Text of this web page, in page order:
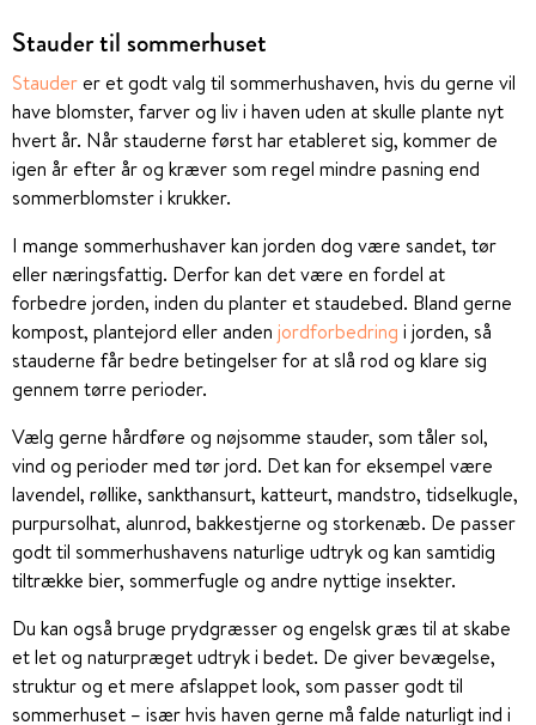
Stauder til sommerhuset
Stauderer et godt valg til sommerhushaven, hvis du gerne vil
have blomster, farver og liv i haven uden at skulle plante nyt
hvert år. Når stauderne først har etableret sig, kommer de
igen år efter år og kræver som regel mindre pasning end
sommerblomster i krukker.
I mange sommerhushaver kan jorden dog være sandet, tør
eller næringsfattig. Derfor kan det være en fordel at
forbedre jorden, inden du planter et staudebed. Bland gerne
kompost, plantejord eller anden jordforbedring i jorden, så
stauderne får bedre betingelser for at slå rod og klare sig
gennem tørre perioder.
Vælg gerne hårdføre og nøjsomme stauder, som tåler sol,
vind og perioder med tør jord. Det kan for eksempel være
lavendel, røllike, sankthansurt, katteurt, mandstro, tidselkugle,
purpursolhat, alunrod, bakkestjerne og storkenæb. De passer
godt til sommerhushavens naturlige udtryk og kan samtidig
tiltrække bier, sommerfugle og andre nyttige insekter.
Du kan også bruge prydgræsser og engelsk græs til at skabe
et let og naturpræget udtryk i bedet. De giver bevægelse,
struktur og et mere afslappet look, som passer godt til
sommerhuset – især hvis haven gerne må falde naturligt ind i